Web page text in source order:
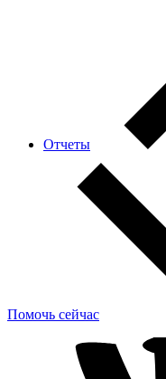
Отчеты
Помочь сейчас